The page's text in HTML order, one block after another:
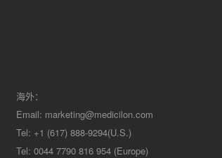
海外：
Email: marketing@medicilon.com
Tel: +1 (617) 888-9294(U.S.)
Tel: 0044 7790 816 954 (Europe)